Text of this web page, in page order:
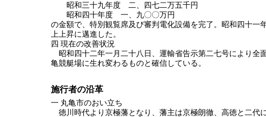
昭和三十九年度 二、四七二万五千円
昭和四十年度 一、九〇〇万円
の金額で、特別観覧席及び審判電化設備を完了。昭和四十
上上昇に邁進した。
四 現在の改善状況
昭和四十二年一月二十八日、運輸省告示第二七号により全
亀競艇場に生れ変わるものと確信している。
施行者の沿革
一 丸亀市のおい立ち
徳川時代より京極藩となり、藩主は京極朗徹、高徳と二代